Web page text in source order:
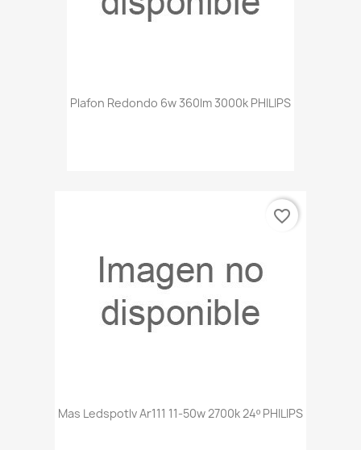
Plafon Redondo 6w 360lm 3000k PHILIPS
Mas Ledspotlv Ar111 11-50w 2700k 24º PHILIPS
favorite_border